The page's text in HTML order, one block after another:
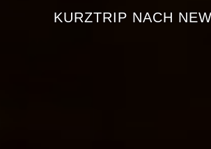
KURZTRIP NACH